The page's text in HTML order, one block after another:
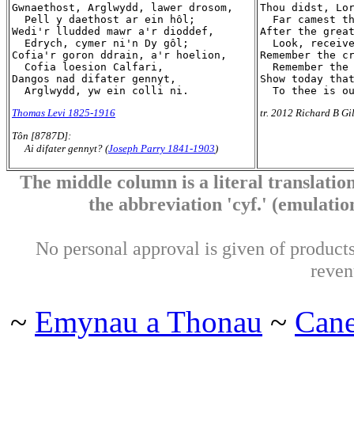
Gwnaethost, Arglwydd, lawer drosom,
  Pell y daethost ar ein hôl;
Wedi'r lludded mawr a'r dioddef,
  Edrych, cymer ni'n Dy gôl;
Cofia'r goron ddrain, a'r hoelion,
  Cofia loesion Calfari,
Dangos nad difater gennyt,
Thomas Levi 1825-1916
Tôn [8787D]:
Ai difater gennyt? (Joseph Parry 1841-1903)
Thou didst,
Far camest
After the
Look,
Remember
Remember the
Show today
tr. 2012 Richard B
The middle column is a literal
the abbreviation 'cyf.'
No personal approval is given of
~ Emynau a Thonau ~